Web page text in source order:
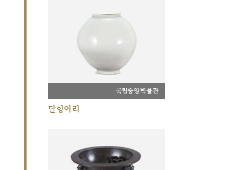
국립중앙박물관
달항아리